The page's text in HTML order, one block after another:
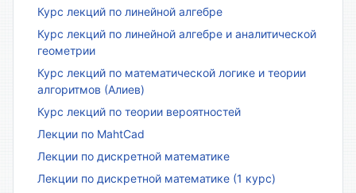
Курс лекций по линейной алгебре
Курс лекций по линейной алгебре и аналитической
геометрии
Курс лекций по математической логике и теории
алгоритмов (Алиев)
Курс лекций по теории вероятностей
Лекции по MahtCad
Лекции по дискретной математике
Лекции по дискретной математике (1 курс)